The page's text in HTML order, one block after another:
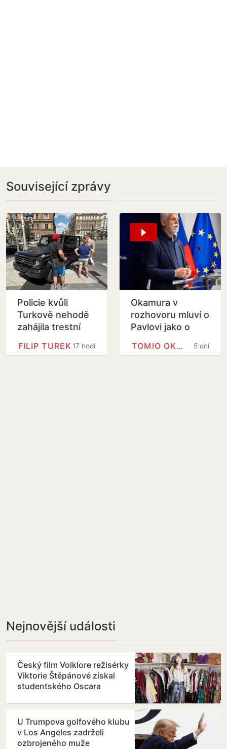
Související zprávy
Policie kvůli
Turkově nehodě
zahájila trestní
17 hodin
FILIP TUREK
Okamura v
rozhovoru mluví o
Pavlovi jako o
křivákovi
5 dní
TOMIO OKAMURA
Nejnovější události
Český film Volklore režisérky
Viktorie Štěpánové získal
studentského Oscara
U Trumpova golfového klubu
v Los Angeles zadrželi
ozbrojeného muže